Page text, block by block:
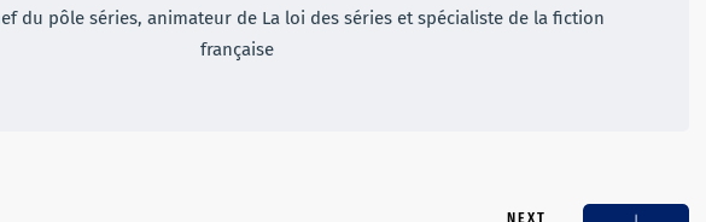
du pôle séries, animateur de La loi des séries et spécialiste de la fiction
française
NEXT